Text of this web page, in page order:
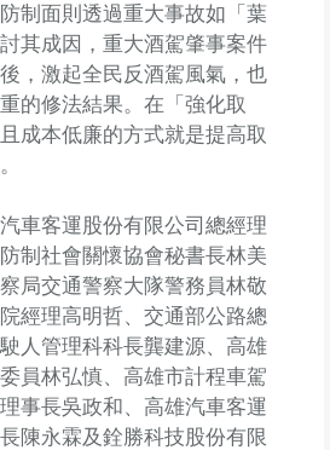
制面則透過重大事故如「葉
其成因，重大酒駕肇事案件
，激起全民反酒駕風氣，也
的修法結果。在「強化取
成本低廉的方式就是提高取
車客運股份有限公司總經理
制社會關懷協會秘書長林美
局交通警察大隊警務員林敬
經理高明哲、交通部公路總
人管理科科長龔建源、高雄
員林弘慎、高雄市計程車駕
事長吳政和、高雄汽車客運
陳永霖及銓勝科技股份有限